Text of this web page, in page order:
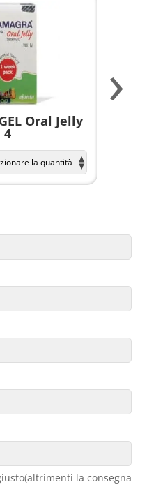
Oral Jelly
4
›
la consegna